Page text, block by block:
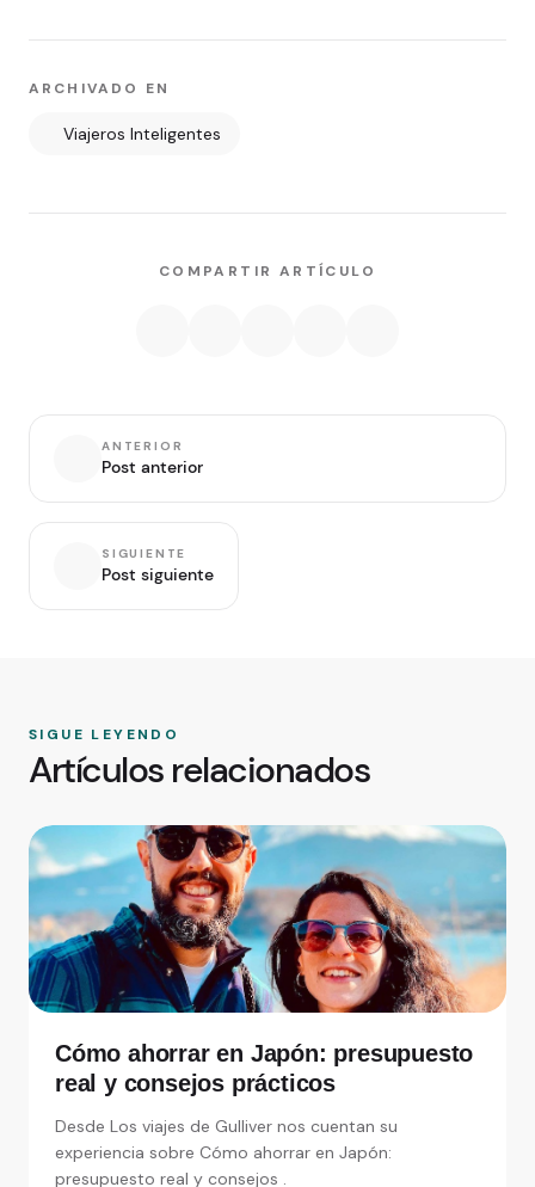
ARCHIVADO EN
Viajeros Inteligentes
COMPARTIR ARTÍCULO
ANTERIOR
Post anterior
SIGUIENTE
Post siguiente
SIGUE LEYENDO
Artículos relacionados
Cómo ahorrar en Japón: presupuesto
real y consejos prácticos
Desde Los viajes de Gulliver nos cuentan su
experiencia sobre Cómo ahorrar en Japón:
presupuesto real y consejos .